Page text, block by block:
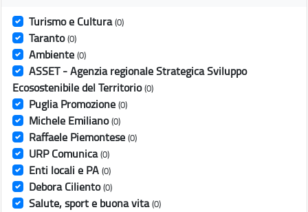
Turismo e Cultura (0)
Taranto (0)
Ambiente (0)
ASSET - Agenzia regionale Strategica Sviluppo
Ecosostenibile del Territorio (0)
Puglia Promozione (0)
Michele Emiliano (0)
Raffaele Piemontese (0)
URP Comunica (0)
Enti locali e PA (0)
Debora Ciliento (0)
Salute, sport e buona vita (0)